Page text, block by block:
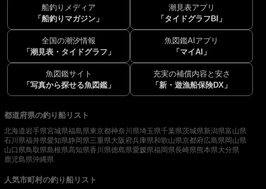
船釣りメディア
「船釣りマガジン」
潮見表アプリ
「タイドグラフBI」
全国の潮汐情報
「潮見表・タイドグラフ」
魚図鑑AIアプリ
「マイAI」
魚図鑑サイト
「写真から探せる魚図鑑」
充実の補償内容と安さ
「新・遊漁船保険DX」
都道府県の釣り船リスト
北海道岩手県宮城県福島県東京都神奈川県埼玉県千葉県茨城県新潟県富山県
石川県福井県愛知県静岡県三重県大阪府兵庫県和歌山県京都府広島県岡山県
山口県鳥取県島根県高知県香川県徳島県愛媛県福岡県長崎県熊本県大分県
鹿児島県沖縄県
人気市町村の釣り船リスト